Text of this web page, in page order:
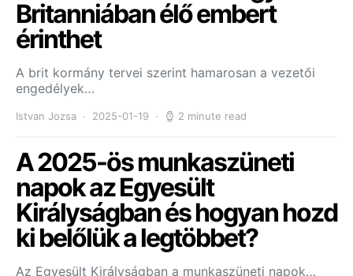
Britanniában élő embert
érinthet
A brit kormány tervei szerint hamarosan a vezetői
engedélyek…
Istvan Jozsa 2025-01-19 2 minute read
A 2025-ös munkaszüneti
napok az Egyesült
Királyságban és hogyan hozd
ki belőlük a legtöbbet?
Az Egyesült Királyságban a munkaszüneti napok…